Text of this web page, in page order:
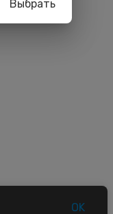
OK
Выбрать